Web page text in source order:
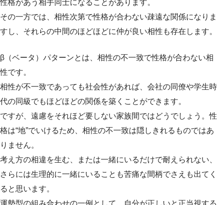
性格があう相手同士になることがあります。
その一方では、相性次第で性格が合わない疎遠な関係になりま
すし、それらの中間のほどほどに仲が良い相性も存在します。
β（ベータ）パターンとは、相性の不一致で性格が合わない相
性です。
相性が不一致であっても社会性があれば、会社の同僚や学生時
代の同級でもほどほどの関係を築くことができます。
ですが、遠慮をそれほど要しない家族間ではどうでしょう。性
格は“地”でいけるため、相性の不一致は隠しきれるものではあ
りません。
考え方の相違を生む、または一緒にいるだけで耐えられない、
さらには生理的に一緒にいることも苦痛な間柄でさえも出てく
ると思います。
運勢型の組み合わせの一例として、自分が正しいと正当視する